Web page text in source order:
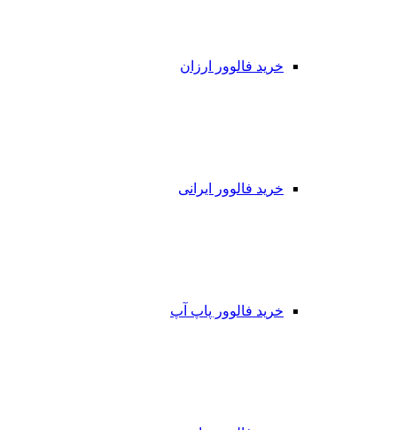
خرید فالوور ارزان
خرید فالوور ایرانی
خرید فالوور پاپ آپ